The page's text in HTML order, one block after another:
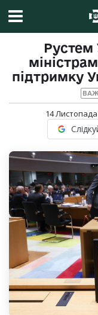
Рустем
підтримку
14 Листопада